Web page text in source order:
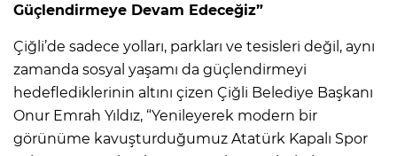
Güçlendirmeye Devam Edeceğiz”
Çiğli’de sadece yolları, parkları ve tesisleri değil, aynı
zamanda sosyal yaşamı da güçlendirmeyi
hedeflediklerinin altını çizen Çiğli Belediye Başkanı
Onur Emrah Yıldız, “Yenileyerek modern bir
görünüme kavuşturduğumuz Atatürk Kapalı Spor